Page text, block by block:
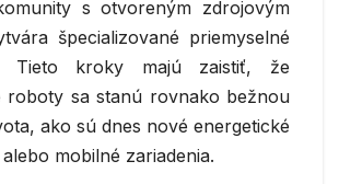
s otvoreným zdrojovým
špecializované priemyselné
Tieto kroky majú zaistiť, že
roboty sa stanú rovnako bežnou
ako sú dnes nové energetické
mobilné zariadenia.